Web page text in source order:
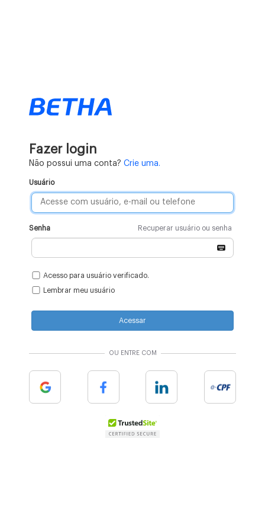
Fazer login
Não possui uma conta? Crie uma.
Usuário
Senha Recuperar usuário ou senha
Acesso para usuário verificado.
Lembrar meu usuário
Acessar
OU ENTRE COM